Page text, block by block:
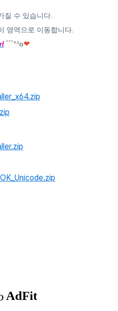
수 있습니다.
영역으로 이동합니다.
rl ´``°³о❤